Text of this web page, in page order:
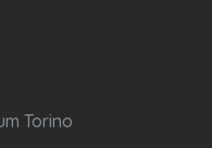
Torino